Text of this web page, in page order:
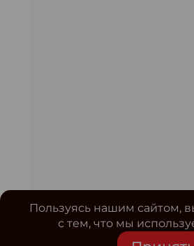
Пользуясь нашим сайтом,
с тем, что мы